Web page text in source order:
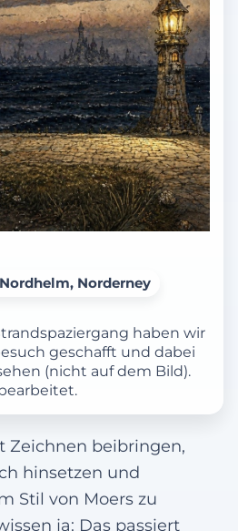
Norderney
haben wir
geschafft und dabei
(nicht auf dem Bild).
Zeichnen beibringen,
hinsetzen und
Stil von Moers zu
ja: Das passiert